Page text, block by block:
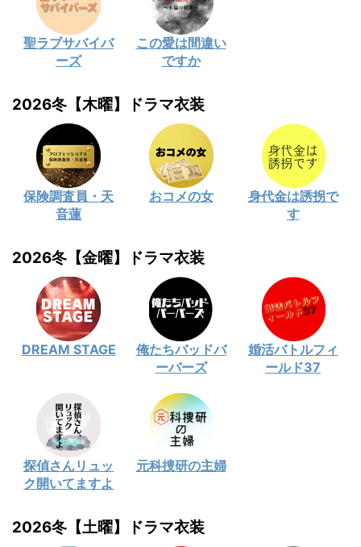
聖ラブサバイバ
ーズ
この愛は間違い
ですか
2026冬【木曜】ドラマ衣装
保険調査員・天
音蓮
おコメの女
身代金は誘拐で
す
2026冬【金曜】ドラマ衣装
DREAM STAGE
俺たちバッドバ
ーバーズ
婚活バトルフィ
ールド37
探偵さんリュッ
ク開いてますよ
元科捜研の主婦
2026冬【土曜】ドラマ衣装